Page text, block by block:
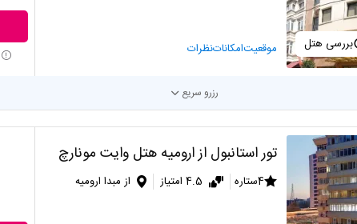
بررسی هتل موقعیتامکاناتنظرات
رزرو سریع
تور استانبول از ارومیه هتل وایت مونارچ
4ستاره 4.5 امتیاز از مبدا ارومیه